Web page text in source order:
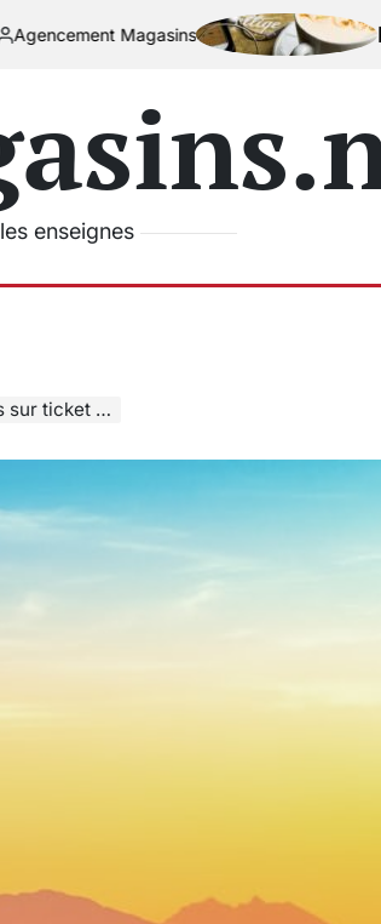
Magasins Playlist
enseignes
et app